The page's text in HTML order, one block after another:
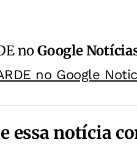
noGoogle
no Google
essa notícia